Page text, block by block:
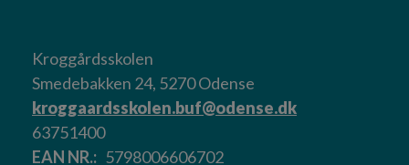
Kroggårdsskolen
Smedebakken 24, 5270 Odense
kroggaardsskolen.buf@odense.dk
63751400
EAN NR.
5798006606702